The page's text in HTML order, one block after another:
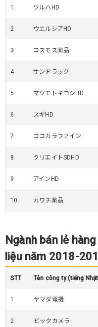
1 ツルハHD
2 ウエルシアHD
3 コスモス薬品
4 サンドラッグ
5 マツモトキヨシHD
6 スギHD
7 ココカラファイン
8 クリエイトSDHD
9 アインHD
10 カワチ薬品
Ngành bán lẻ
liệu năm 2018-
STT Tên công ty (tiếng
1 ヤマダ電機
2 ビックカメラ